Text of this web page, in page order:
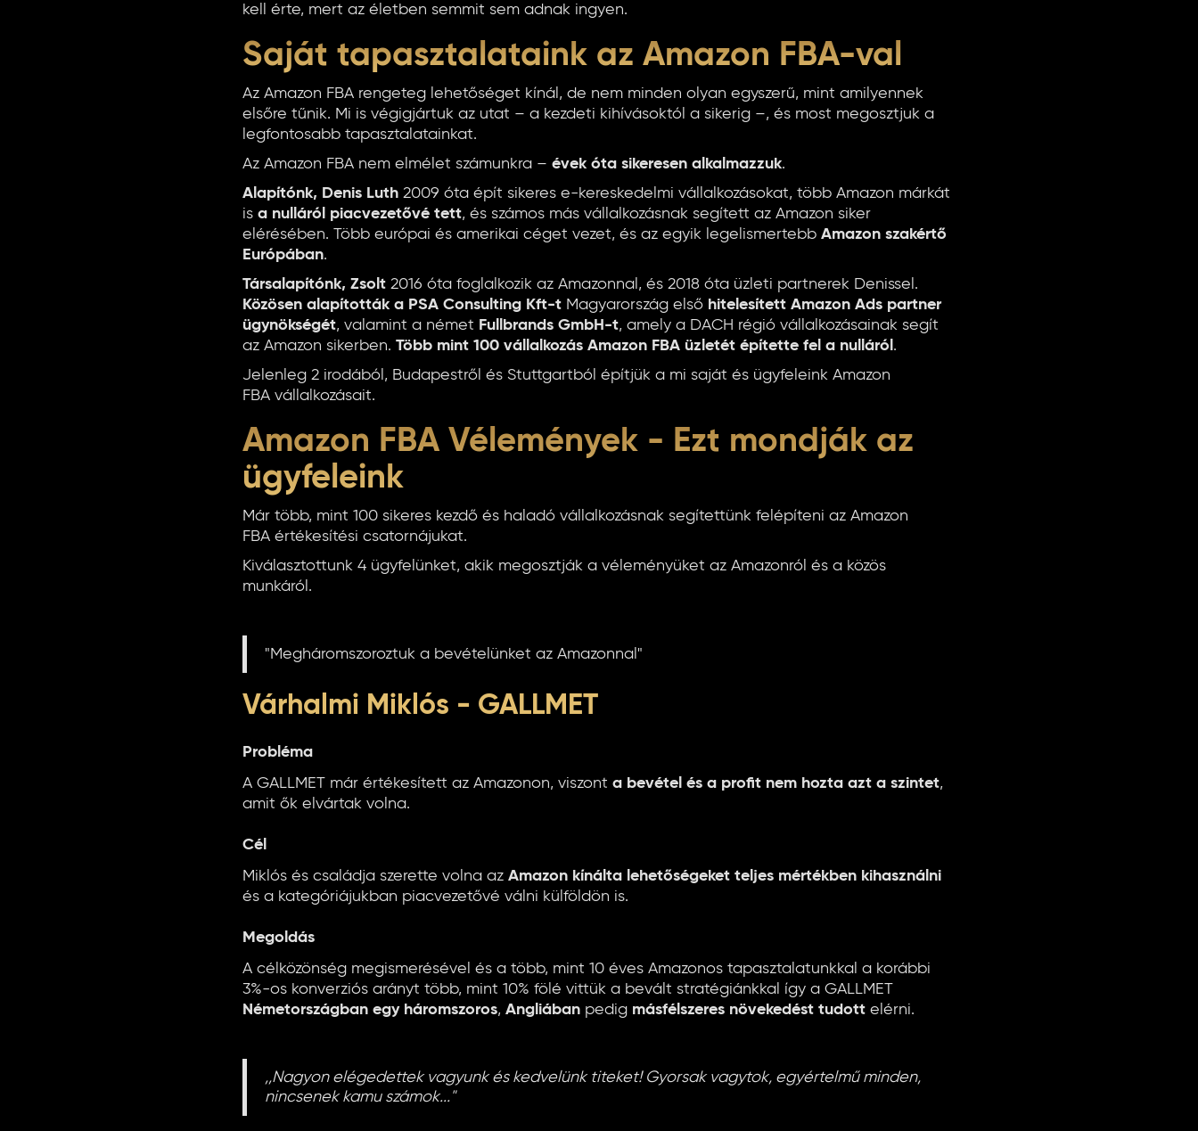
kell érte, mert az életben semmit sem adnak ingyen.
Saját tapasztalataink az Amazon FBA-val
Az Amazon FBA rengeteg lehetőséget kínál, de nem minden olyan egyszerű, mint amilyennek
elsőre tűnik. Mi is végigjártuk az utat – a kezdeti kihívásoktól a sikerig –, és most megosztjuk a
legfontosabb tapasztalatainkat.
Az Amazon FBA nem elmélet számunkra – évek óta sikeresen alkalmazzuk.
Alapítónk, Denis Luth 2009 óta épít sikeres e-kereskedelmi vállalkozásokat, több Amazon márkát
is a nulláról piacvezetővé tett, és számos más vállalkozásnak segített az Amazon siker
elérésében. Több európai és amerikai céget vezet, és az egyik legelismertebb Amazon szakértő
Európában.
Társalapítónk, Zsolt 2016 óta foglalkozik az Amazonnal, és 2018 óta üzleti partnerek Denissel.
Közösen alapították a PSA Consulting Kft-t Magyarország első hitelesített Amazon Ads partner
ügynökségét, valamint a német Fullbrands GmbH-t, amely a DACH régió vállalkozásainak segít
az Amazon sikerben. Több mint 100 vállalkozás Amazon FBA üzletét építette fel a nulláról .
Jelenleg 2 irodából, Budapestről és Stuttgartból építjük a mi saját és ügyfeleink Amazon
FBA vállalkozásait.
Amazon FBA Vélemények - Ezt mondják az
ügyfeleink
Már több, mint 100 sikeres kezdő és haladó vállalkozásnak segítettünk felépíteni az Amazon
FBA értékesítési csatornájukat.
Kiválasztottunk 4 ügyfelünket, akik megosztják a véleményüket az Amazonról és a közös
munkáról.
"Megháromszoroztuk a bevételünket az Amazonnal"
Várhalmi Miklós - GALLMET
Probléma
A GALLMET már értékesített az Amazonon, viszont a bevétel és a profit nem hozta azt a szintet,
amit ők elvártak volna.
Cél
Miklós és családja szerette volna az Amazon kínálta lehetőségeket teljes mértékben kihasználni
és a kategóriájukban piacvezetővé válni külföldön is.
Megoldás
A célközönség megismerésével és a több, mint 10 éves Amazonos tapasztalatunkkal a korábbi
3%-os konverziós arányt több, mint 10% fölé vittük a bevált stratégiánkkal így a GALLMET
Németországban egy háromszoros, Angliában pedig másfélszeres növekedést tudott elérni.
,,Nagyon elégedettek vagyunk és kedvelünk titeket! Gyorsak vagytok, egyértelmű minden,
nincsenek kamu számok..."